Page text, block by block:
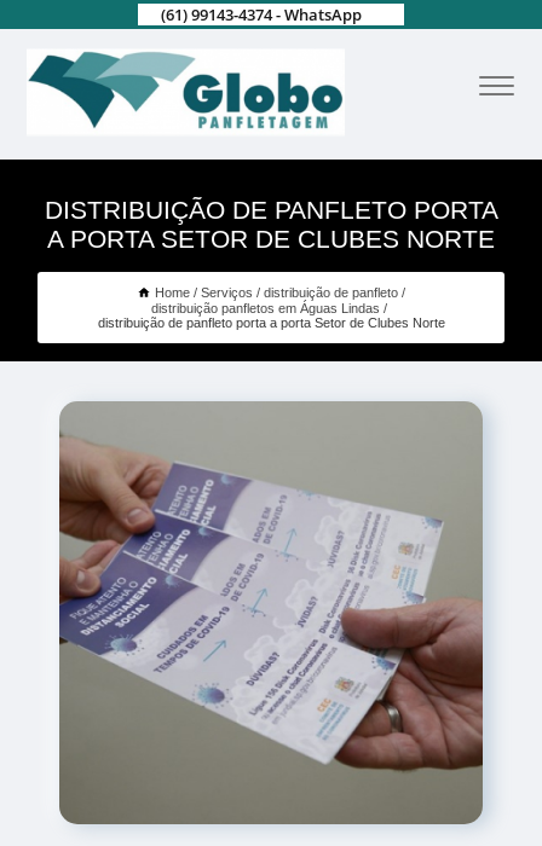
(61) 99143-4374 - WhatsApp
DISTRIBUIÇÃO DE PANFLETO PORTA
A PORTA SETOR DE CLUBES NORTE
Home Serviços
distribuição de panfleto
distribuição panfletos em Águas Lindas
distribuição de panfleto porta a porta Setor de Clubes Norte